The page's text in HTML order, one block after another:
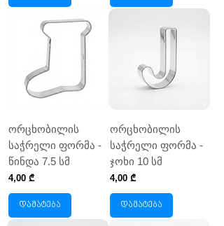
ორცხობილის
საჭრელი ფორმა -
წინდა 7.5 სმ
Price
4,00 ₾
დამატება
ორცხობილის
საჭრელი ფორმა -
ჯოხი 10 სმ
Price
4,00 ₾
დამატება